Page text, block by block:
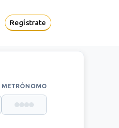
Regístrate
METRÓNOMO